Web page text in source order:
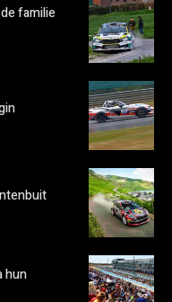
familie
hun